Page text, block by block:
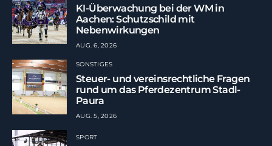
KI-Überwachung bei der WM in
Aachen: Schutzschild mit
Nebenwirkungen
AUG. 6, 2026
SONSTIGES
Steuer- und vereinsrechtliche Fragen
rund um das Pferdezentrum Stadl-
Paura
AUG. 5, 2026
SPORT